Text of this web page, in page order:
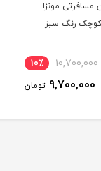
مسافرتی مونزا
کوچک رنگ سبز
10,700,000 10٪
9,700,000 تومان